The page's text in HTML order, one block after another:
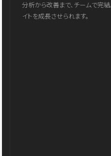
分析から改善まで、チームで完
イトを成長させられます。